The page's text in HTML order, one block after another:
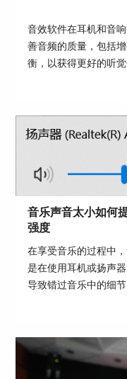
量的效果时，就要
3D设置为默认播
面板的声音选项。
然后，在声音设置
到“Boom Audio”
备。
音效软件在耳机和音
善音频的质量，包括
衡，以获得更好的听
己听音的喜好对EQ进
和听力特征，定制专
环境音效，例如在游
3D音效软件哪个好。...
音乐声音太小如何
强度
在享受音乐的过程中
是在使用耳机或扬声
导致错过音乐中的细
乐声音太小如何提高